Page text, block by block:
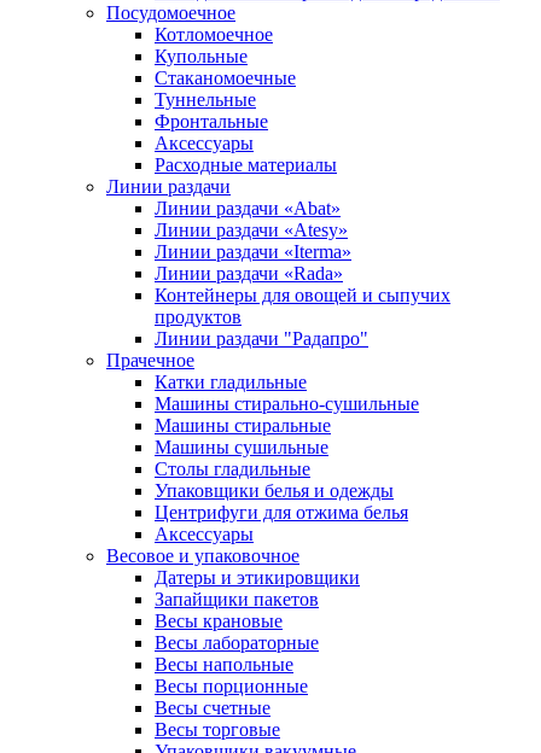
Посудомоечное
Котломоечное
Купольные
Стаканомоечные
Туннельные
Фронтальные
Аксессуары
Расходные материалы
Линии раздачи
Линии раздачи «Abat»
Линии раздачи «Atesy»
Линии раздачи «Iterma»
Линии раздачи «Rada»
Контейнеры для овощей и сыпучих
продуктов
Линии раздачи "Радапро"
Прачечное
Катки гладильные
Машины стирально-сушильные
Машины стиральные
Машины сушильные
Столы гладильные
Упаковщики белья и одежды
Центрифуги для отжима белья
Аксессуары
Весовое и упаковочное
Датеры и этикировщики
Запайщики пакетов
Весы крановые
Весы лабораторные
Весы напольные
Весы порционные
Весы счетные
Весы торговые